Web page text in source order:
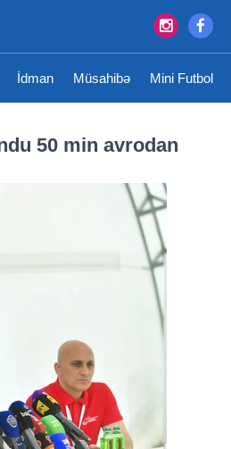
İdman Müsahibə Mini Futbol
50 min avrodan